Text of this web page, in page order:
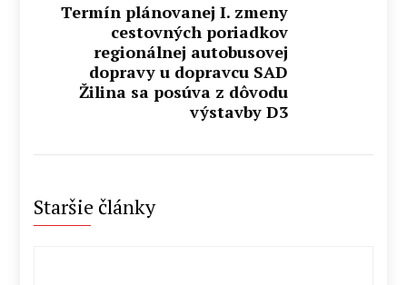
Termín plánovanej I. zmeny
cestovných poriadkov
regionálnej autobusovej
dopravy u dopravcu SAD
Žilina sa posúva z dôvodu
výstavby D3
Staršie články